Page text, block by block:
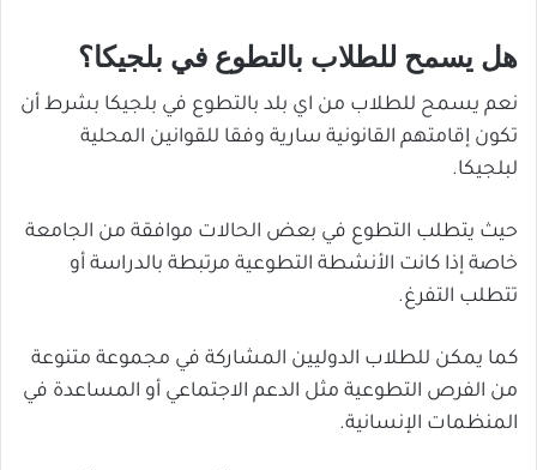
هل يسمح للطلاب بالتطوع في بلجيكا؟
نعم يسمح للطلاب من اي بلد بالتطوع في بلجيكا بشرط أن
تكون إقامتهم القانونية سارية وفقا للقوانين المحلية
لبلجيكا.
حيث يتطلب التطوع في بعض الحالات موافقة من الجامعة
خاصة إذا كانت الأنشطة التطوعية مرتبطة بالدراسة أو
تتطلب التفرغ.
كما يمكن للطلاب الدوليين المشاركة في مجموعة متنوعة
من الفرص التطوعية مثل الدعم الاجتماعي أو المساعدة في
المنظمات الإنسانية.